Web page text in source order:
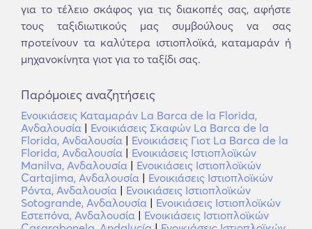
για το τέλειο σκάφος για τις διακοπές σας, αφήστε
τους ταξιδιωτικούς μας συμβούλους να σας
προτείνουν τα καλύτερα ιστιοπλοϊκά, καταμαράν ή
μηχανοκίνητα γιοτ για το ταξίδι σας.
Παρόμοιες αναζητήσεις
Ενοικιάσεις Καταμαράν La Barca de la Florida,
Ανδαλουσία | Ενοικιάσεις Σκαφών La Barca de la
Florida, Ανδαλουσία | Ενοικιάσεις Γιοτ La Barca de la
Florida, Ανδαλουσία | Ενοικιάσεις Ιστιοπλοϊκών
Manilva, Ανδαλουσία | Ενοικιάσεις Ιστιοπλοϊκών
Cartajima, Ανδαλουσία | Ενοικιάσεις Ιστιοπλοϊκών
Ρόντα, Ανδαλουσία | Ενοικιάσεις Ιστιοπλοϊκών
Sotogrande, Ανδαλουσία | Ενοικιάσεις Ιστιοπλοϊκών
Εστεπόνα, Ανδαλουσία | Ενοικιάσεις Ιστιοπλοϊκών